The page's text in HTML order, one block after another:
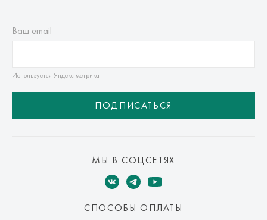
Ваш email
Используется Яндекс метрика
ПОДПИСАТЬСЯ
МЫ В СОЦСЕТЯХ
СПОСОБЫ ОПЛАТЫ